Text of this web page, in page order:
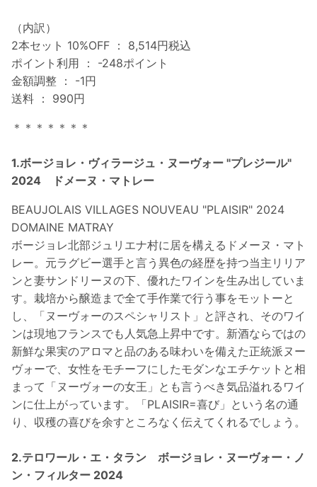
（内訳）
2本セット 10%OFF ： 8,514円税込
ポイント利用 ： -248ポイント
金額調整 ： -1円
送料 ： 990円
＊＊＊＊＊＊＊
1.ボージョレ・ヴィラージュ・ヌーヴォー "プレジール"
2024 ドメーヌ・マトレー
BEAUJOLAIS VILLAGES NOUVEAU "PLAISIR" 2024
DOMAINE MATRAY
ボージョレ北部ジュリエナ村に居を構えるドメーヌ・マト
レー。元ラグビー選手と言う異色の経歴を持つ当主リリア
ンと妻サンドリーヌの下、優れたワインを生み出していま
す。栽培から醸造まで全て手作業で行う事をモットーと
し、「ヌーヴォーのスペシャリスト」と評され、そのワイ
ンは現地フランスでも人気急上昇中です。新酒ならではの
新鮮な果実のアロマと品のある味わいを備えた正統派ヌー
ヴォーで、女性をモチーフにしたモダンなエチケットと相
まって「ヌーヴォーの女王」とも言うべき気品溢れるワイ
ンに仕上がっています。「PLAISIR=喜び」という名の通
り、収穫の喜びを余すところなく伝えてくれるでしょう。
2.テロワール・エ・タラン ボージョレ・ヌーヴォー・ノ
ン・フィルター 2024